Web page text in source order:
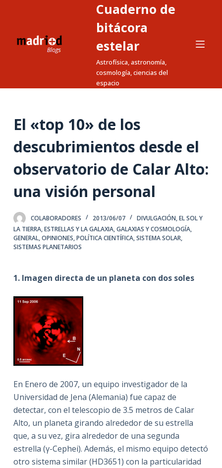
a
e
o
Cuaderno de
bitácora
estelar
Astrofísica, astronomía,
cosmología, ciencias del
espacio
El «top 10» de los
descubrimientos desde el
observatorio de Calar Alto:
una visión personal
COLABORADORES 2013/06/07 DIVULGACIÓN,EL SOL Y
LA TIERRA,ESTRELLAS Y LA GALAXIA,GALAXIAS Y COSMOLOGÍA,
GENERAL,OPINIONES,POLÍTICA CIENTÍFICA,SISTEMA SOLAR,
SISTEMAS PLANETARIOS
1. Imagen directa de un planeta con dos soles
En Enero de 2007, un equipo investigador de la
Universidad de Jena (Alemania) fue capaz de
detectar, con el telescopio de 3.5 metros de Calar
Alto, un planeta girando alrededor de su estrella
que, a su vez, gira alrededor de una segunda
estrella (γ-Cephei). Además, el mismo equipo detectó
otro sistema similar (HD3651) con la particularidad